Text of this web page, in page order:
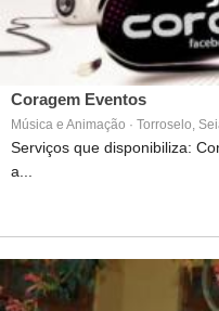
Coragem Eventos
Música e Animação · Torroselo,
Serviços que disponibiliza:
a...